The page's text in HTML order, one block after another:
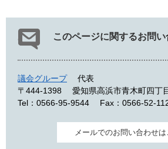
このページに関するお問い
議会グループ
代表
〒444-1398
愛知県高浜市青木町四丁
Tel：0566-95-9544
Fax：0566-52-
メールでのお問い合わせは